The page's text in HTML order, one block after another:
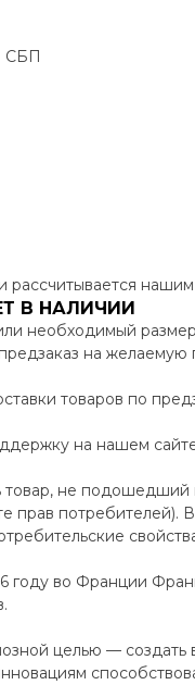
СБП
рассчитывается
В НАЛИЧИИ
необходимый
на желаемую
товаров по
на нашем
не подошедший
прав
году во Франции
целью — создать